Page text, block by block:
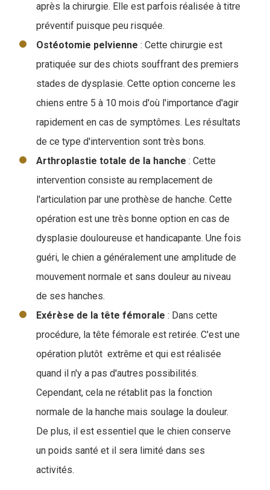
après la chirurgie. Elle est parfois réalisée à titre
préventif puisque peu risquée.
Ostéotomie pelvienne : Cette chirurgie est
pratiquée sur des chiots souffrant des premiers
stades de dysplasie. Cette option concerne les
chiens entre 5 à 10 mois d'où l'importance d'agir
rapidement en cas de symptômes. Les résultats
de ce type d'intervention sont très bons.
Arthroplastie totale de la hanche : Cette
intervention consiste au remplacement de
l'articulation par une prothèse de hanche. Cette
opération est une très bonne option en cas de
dysplasie douloureuse et handicapante. Une fois
guéri, le chien a généralement une amplitude de
mouvement normale et sans douleur au niveau
de ses hanches.
Exérèse de la tête fémorale : Dans cette
procédure, la tête fémorale est retirée. C'est une
opération plutôt extrême et qui est réalisée
quand il n'y a pas d'autres possibilités.
Cependant, cela ne rétablit pas la fonction
normale de la hanche mais soulage la douleur.
De plus, il est essentiel que le chien conserve
un poids santé et il sera limité dans ses
activités.